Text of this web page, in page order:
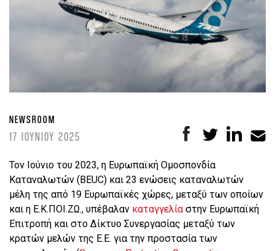
NEWSROOM
17 ΙΟΥΝΙΟΥ 2025
Τον Ιούνιο του 2023, η Ευρωπαϊκή Ομοσπονδία
Καταναλωτών ( BEUC) και 23 ενώσεις καταναλωτών
μέλη της από 19 Ευρωπαϊκές χώρες, μεταξύ των οποίων
και η Ε.Κ.ΠΟΙ.ΖΩ., υπέβαλαν καταγγελίαστην Ευρωπαϊκή
Επιτροπή και στο Δίκτυο Συνεργασίας μεταξύ των
κρατών μελών της Ε.Ε. για την προστασία των